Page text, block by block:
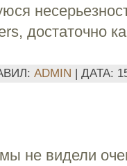
достаточно
ADMIN | ДАТА:
не видели